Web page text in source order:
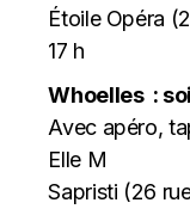
Étoile Opéra
17 h
Whoelles :
Avec apéro,
Elle M
Sapristi (26